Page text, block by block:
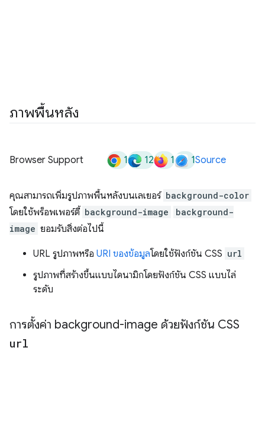
ภาพพื้นหลัง
Browser Support 1 12 1 1Source
คุณสามารถเพิ่มรูปภาพพื้นหลังบนเลเยอร์ background-color
โดยใช้พร็อพเพอร์ตี้ background-image
background-
image ยอมรับสิ่งต่อไปนี้
URL รูปภาพหรือ URI ของข้อมูลโดยใช้ฟังก์ชัน CSS url
รูปภาพที่สร้างขึ้นแบบไดนามิกโดยฟังก์ชัน CSS แบบไล่
ระดับ
การตั้งค่า background-image ด้วยฟังก์ชัน CSS
url